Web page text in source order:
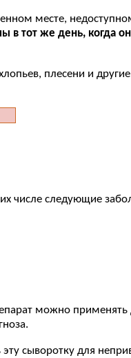
месте,
в тот же день, когда
плесени и
числе следующие
можно
сыворотку для